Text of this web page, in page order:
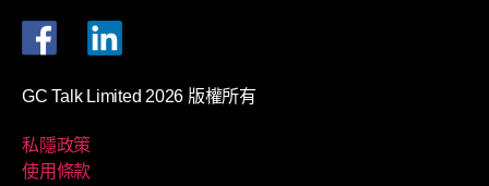
GC Talk Limited 2026 版權所有
私隱政策
使用條款